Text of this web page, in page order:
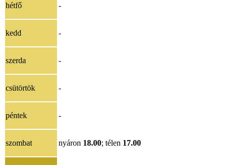
hétfő -
kedd -
szerda -
csütörtök -
péntek -
szombat nyáron 18.00; télen 17.00